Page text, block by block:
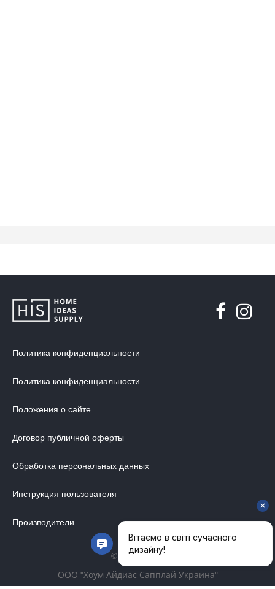
Политика конфиденциальности
Политика конфиденциальности
Положения о сайте
Договор публичной оферты
Обработка персональных данных
Инструкция пользователя
Производители
© 2014-2026
ООО "Хоум Айдиас Сапплай Украина"